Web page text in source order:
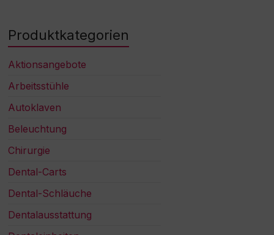
Produktkategorien
Aktionsangebote
Arbeitsstühle
Autoklaven
Beleuchtung
Chirurgie
Dental-Carts
Dental-Schläuche
Dentalausstattung